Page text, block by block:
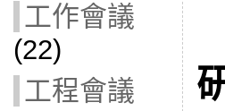
工作會議
(22)
工程會議